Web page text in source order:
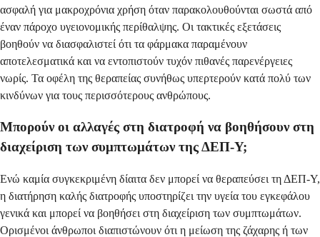
ασφαλή για μακροχρόνια χρήση όταν παρακολουθούνται σωστά από
έναν πάροχο υγειονομικής περίθαλψης. Οι τακτικές εξετάσεις
βοηθούν να διασφαλιστεί ότι τα φάρμακα παραμένουν
αποτελεσματικά και να εντοπιστούν τυχόν πιθανές παρενέργειες
νωρίς. Τα οφέλη της θεραπείας συνήθως υπερτερούν κατά πολύ των
κινδύνων για τους περισσότερους ανθρώπους.
Μπορούν οι αλλαγές στη διατροφή να βοηθήσουν στη
διαχείριση των συμπτωμάτων της ΔΕΠ-Υ;
Ενώ καμία συγκεκριμένη δίαιτα δεν μπορεί να θεραπεύσει τη ΔΕΠ-Υ,
η διατήρηση καλής διατροφής υποστηρίζει την υγεία του εγκεφάλου
γενικά και μπορεί να βοηθήσει στη διαχείριση των συμπτωμάτων.
Ορισμένοι άνθρωποι διαπιστώνουν ότι η μείωση της ζάχαρης ή των